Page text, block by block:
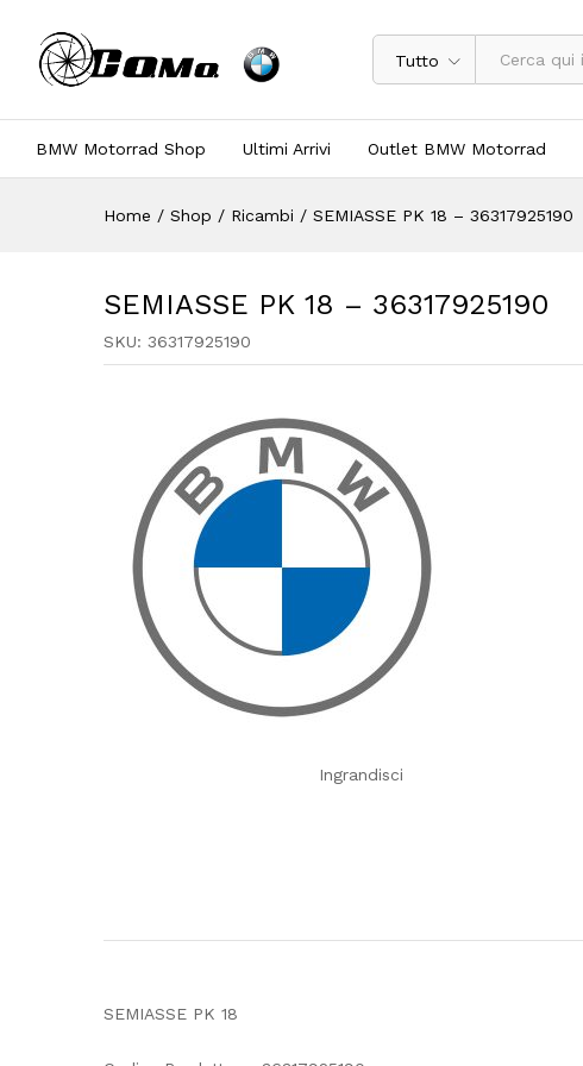
Tutto
BMW Motorrad Shop Ultimi Arrivi Outlet BMW Motorrad
Home / Shop / Ricambi / SEMIASSE PK 18 – 36317925190
SEMIASSE PK 18 – 36317925190
SKU: 36317925190
Ingrandisci
SEMIASSE PK 18